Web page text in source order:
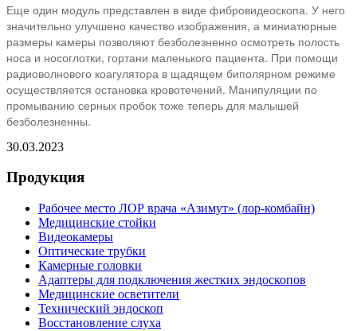
Еще один модуль представлен в виде фибровидеоскопа. У него
значительно улучшено качество изображения, а миниатюрные
размеры камеры позволяют безболезненно осмотреть полость
носа и носоглотки, гортани маленького пациента. При помощи
радиоволнового коагулятора в щадящем биполярном режиме
осуществляется остановка кровотечений. Манипуляции по
промыванию серных пробок тоже теперь для малышей
безболезненны.
30.03.2023
Продукция
Рабочее место ЛОР врача «Азимут» (лор-комбайн)
Медицинские стойки
Видеокамеры
Оптические трубки
Камерные головки
Адаптеры для подключения жестких эндоскопов
Медицинские осветители
Технический эндоскоп
Восстановление слуха